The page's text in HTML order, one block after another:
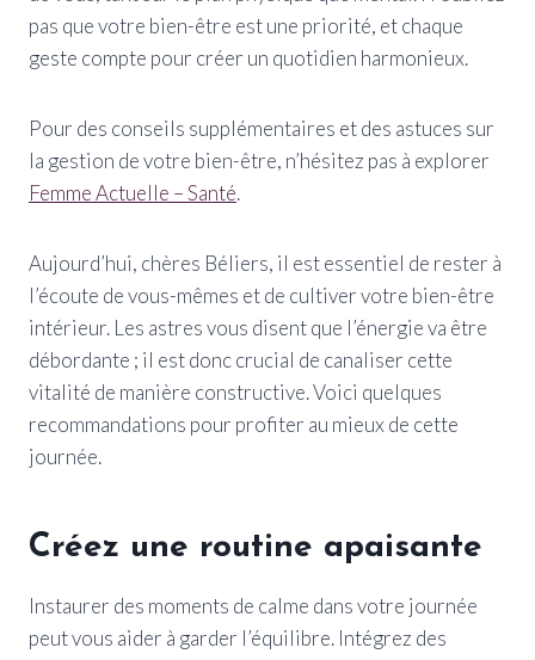
pas que votre bien-être est une priorité, et chaque
geste compte pour créer un quotidien harmonieux.
Pour des conseils supplémentaires et des astuces sur
la gestion de votre bien-être, n’hésitez pas à explorer
Femme Actuelle – Santé.
Aujourd’hui, chères Béliers, il est essentiel de rester à
l’écoute de vous-mêmes et de cultiver votre bien-être
intérieur. Les astres vous disent que l’énergie va être
débordante ; il est donc crucial de canaliser cette
vitalité de manière constructive. Voici quelques
recommandations pour profiter au mieux de cette
journée.
Créez une routine apaisante
Instaurer des moments de calme dans votre journée
peut vous aider à garder l’équilibre. Intégrez des